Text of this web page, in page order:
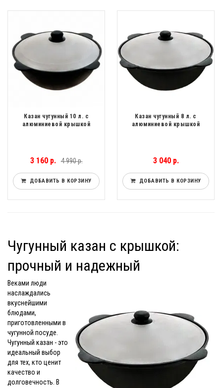
Казан чугунный 10 л. с
алюминиевой крышкой
3 160 р. 4 990 р.
ДОБАВИТЬ В КОРЗИНУ
Казан чугунный 8 л. с
алюминиевой крышкой
3 040 р.
ДОБАВИТЬ В КОРЗИНУ
Чугунный казан с крышкой:
прочный и надежный
Веками люди
наслаждались
вкуснейшими
блюдами,
приготовленными в
чугунной посуде.
Чугунный казан - это
идеальный выбор
для тех, кто ценит
качество и
долговечность. В